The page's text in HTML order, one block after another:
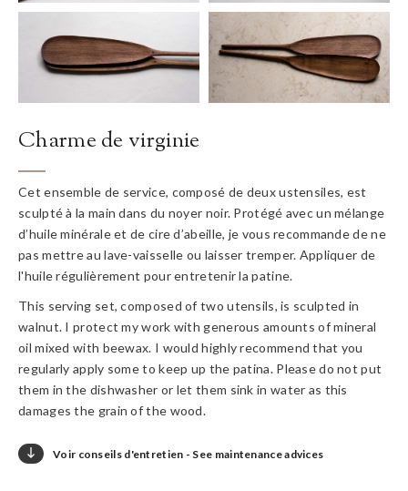
Charme de virginie
Cet ensemble de service, composé de deux ustensiles, est
sculpté à la main dans du noyer noir. Protégé avec un mélange
d’huile minérale et de cire d’abeille, je vous recommande de ne
pas mettre au lave-vaisselle ou laisser tremper. Appliquer de
l'huile régulièrement pour entretenir la patine.
This serving set, composed of two utensils, is sculpted in
walnut. I protect my work with generous amounts of mineral
oil mixed with beewax. I would highly recommend that you
regularly apply some to keep up the patina. Please do not put
them in the dishwasher or let them sink in water as this
damages the grain of the wood.
 Voir conseils d'entretien - See maintenance advices